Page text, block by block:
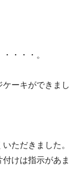
・・・。
ーキができまし
ただきました。
けは指示があま